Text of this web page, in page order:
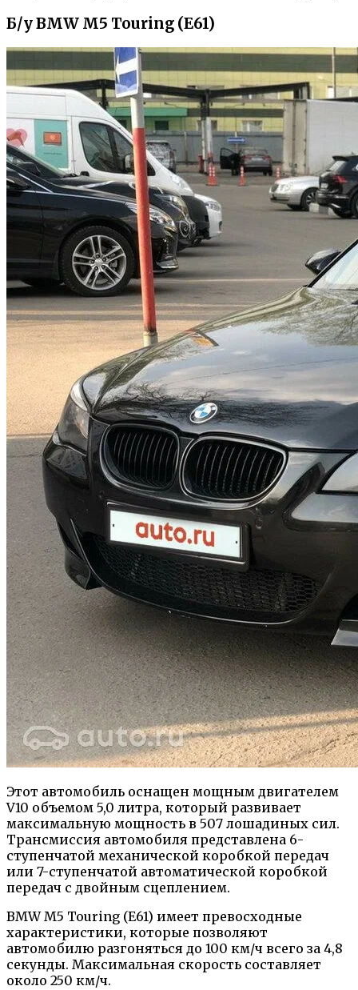
Б/у BMW M5 Touring (E61)
Этот автомобиль оснащен мощным двигателем
V10 объемом 5,0 литра, который развивает
максимальную мощность в 507 лошадиных сил.
Трансмиссия автомобиля представлена 6-
ступенчатой механической коробкой передач
или 7-ступенчатой автоматической коробкой
передач с двойным сцеплением.
BMW M5 Touring (E61) имеет превосходные
характеристики, которые позволяют
автомобилю разгоняться до 100 км/ч всего за 4,8
секунды. Максимальная скорость составляет
около 250 км/ч.